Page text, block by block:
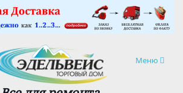
Навигация
Меню
×